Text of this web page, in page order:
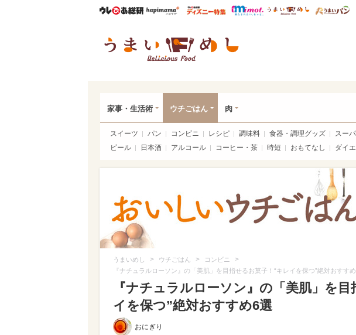
ウレぴあ総研ハピママ* ウレぴあ総研 ディズニー特集
mimot. うまいめし
家事・生活術 ウチごはん 肉
スイーツ パン コンビニ レシピ 調味料 食器・調理グッズ スー
ビール
日本酒 アルコール コーヒー・茶 時短 おもてなし ダイ
うまいめし > ウチごはん > コンビニ >
『ナチュラルローソン』の「美肌」を目指せるお菓子！“キレイを保つ”絶対おすす
『ナチュラルローソン』の「美肌」を
イを保つ”絶対おすすめ6選
おにぎり